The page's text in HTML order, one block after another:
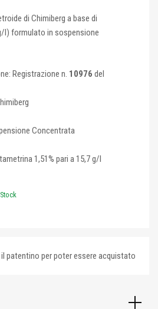
di Chimiberg a base di
l) formulato in sospensione
Registrazione n. 10976 del
Concentrata
1,51% pari a 15,7 g/l
patentino per poter essere acquistato